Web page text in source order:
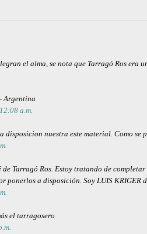
el alma, se nota que Tarragó Ros era
Argentina
a.m.
disposicion nuestra este material. Como
Tarragó Ros. Estoy tratando de
ponerlos a disposición. Soy LUIS KRIGER
el tarragosero